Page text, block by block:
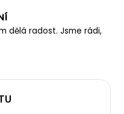
dělá radost. Jsme rádi,